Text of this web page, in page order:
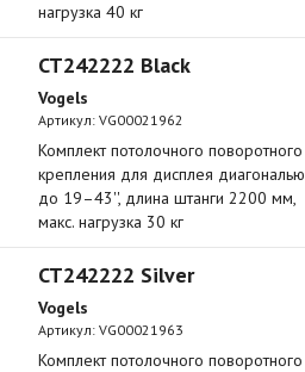
нагрузка 40 кг
CT242222 Black
Vogels
Артикул: VG00021962
Комплект потолочного поворотного
крепления для дисплея диагональю
до 19–43'', длина штанги 2200 мм,
макс. нагрузка 30 кг
CT242222 Silver
Vogels
Артикул: VG00021963
Комплект потолочного поворотного